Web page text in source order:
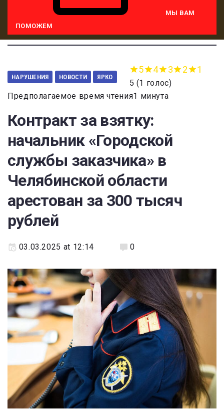
МЫ ВАМ
ПОМОЖЕМ
НАРУШЕНИЯ НОВОСТИ ЯРКО
5 4 3 2 1
5 (1 голос)
Предполагаемое время чтения1 минута
Контракт за взятку:
начальник «Городской
службы заказчика» в
Челябинской области
арестован за 300 тысяч
рублей
03.03.2025 at 12:14 0